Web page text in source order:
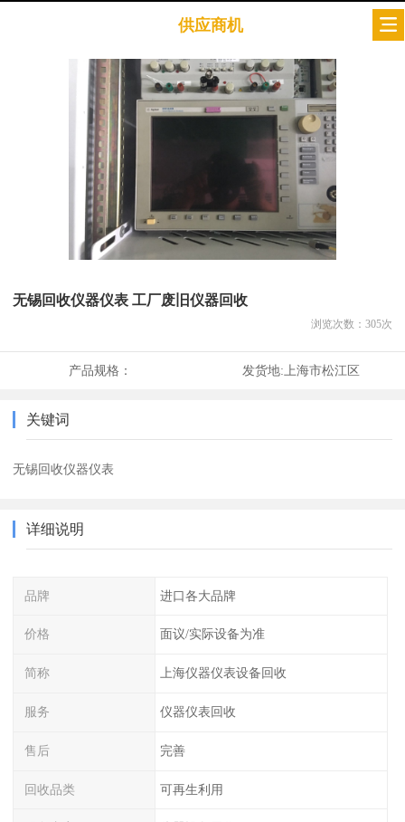
供应商机
无锡回收仪器仪表 工厂废旧仪器回收
浏览次数： 305次
产品规格： 发货地:上海市松江区
关键词
无锡回收仪器仪表
详细说明
品牌 进口各大品牌
价格 面议/实际设备为准
简称 上海仪器仪表设备回收
服务 仪器仪表回收
售后 完善
回收品类 可再生利用